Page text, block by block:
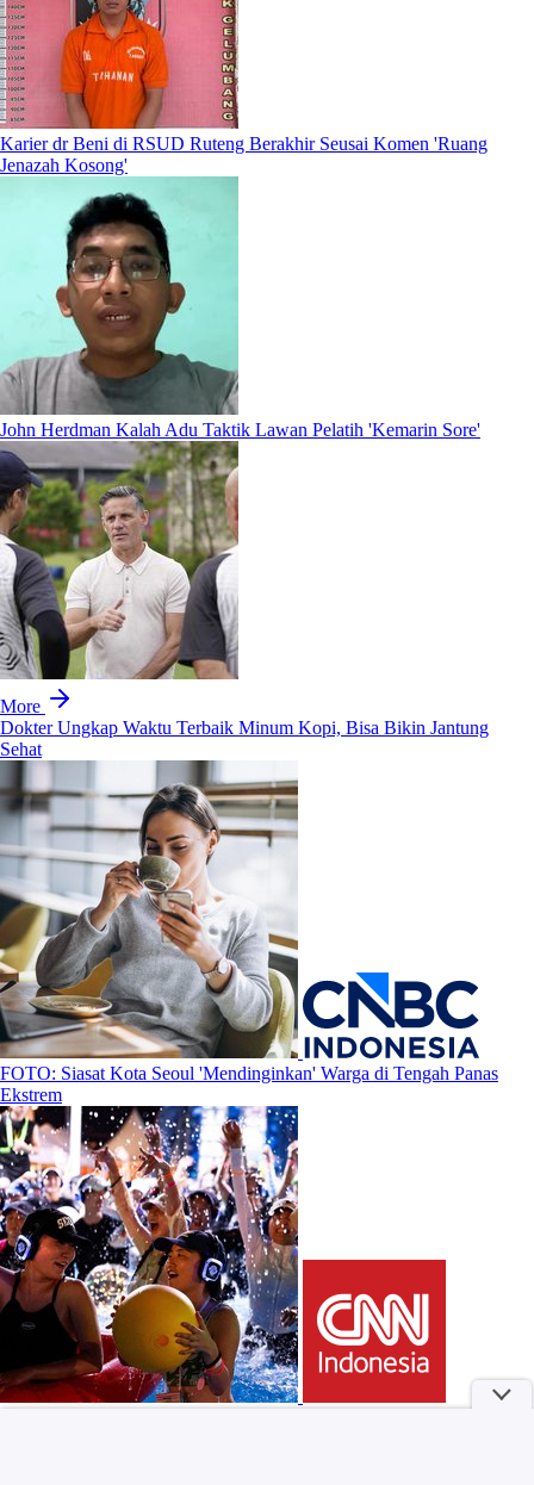
Karier dr Beni di RSUD Ruteng Berakhir Seusai Komen 'Ruang
Jenazah Kosong'
John Herdman Kalah Adu Taktik Lawan Pelatih 'Kemarin Sore'
More
Dokter Ungkap Waktu Terbaik Minum Kopi, Bisa Bikin Jantung
Sehat
FOTO: Siasat Kota Seoul 'Mendinginkan' Warga di Tengah Panas
Ekstrem